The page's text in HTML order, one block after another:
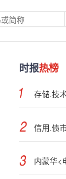
时报热榜